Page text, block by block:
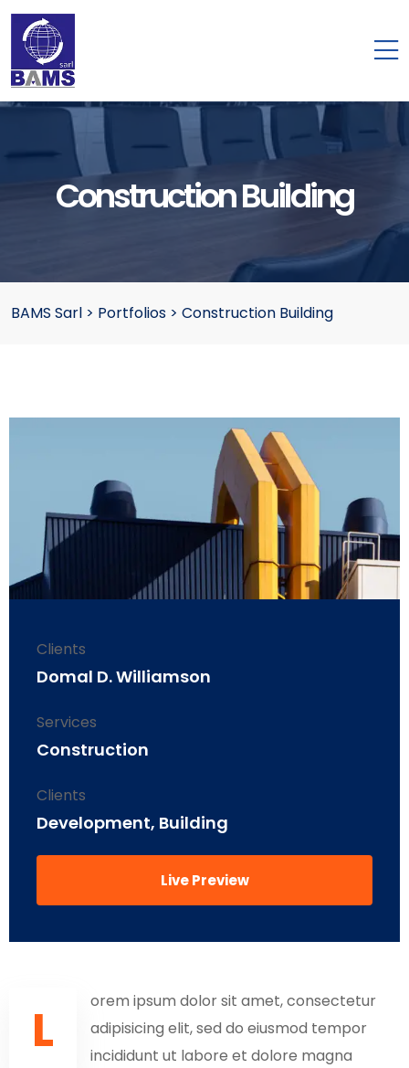
Construction Building
BAMS Sarl > Portfolios > Construction Building
Clients
Domal D. Williamson
Services
Construction
Clients
Development, Building
Live Preview
L
orem ipsum dolor sit amet, consectetur
adipisicing elit, sed do eiusmod tempor
incididunt ut labore et dolore magna